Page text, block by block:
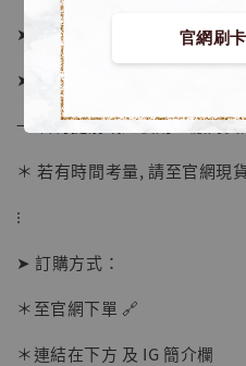
官網刷
子彈飛 鵝城縣長 張
➤ 預購截止日：待工作室通知
➤ 預計發貨日：2026年4-6月 (
→ 若有提前或延後則以廠商實
＊ 若有時間考量, 請至官網現
⁝
➤ 訂購方式：
＊至官網下單 🔗
＊連結在下方 及 IG 簡介欄